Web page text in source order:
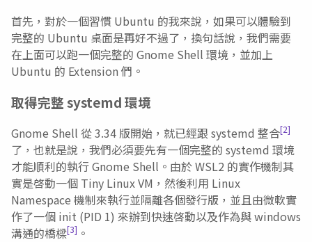
首先，對於一個習慣 Ubuntu 的我來說，如果可以體驗到
完整的 Ubuntu 桌面是再好不過了，換句話說，我們需要
在上面可以跑一個完整的 Gnome Shell 環境，並加上
Ubuntu 的 Extension 們。
取得完整 systemd 環境
Gnome Shell 從 3.34 版開始，就已經跟 systemd 整合[2]
了，也就是說，我們必須要先有一個完整的 systemd 環境
才能順利的執行 Gnome Shell。由於 WSL2 的實作機制其
實是啓動一個 Tiny Linux VM，然後利用 Linux
Namespace 機制來執行並隔離各個發行版，並且由微軟實
作了一個 init (PID 1) 來辦到快速啓動以及作為與 windows
溝通的橋樑[3] 。